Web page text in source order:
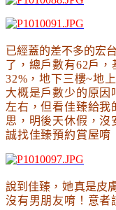
已經蓋的差不多的宏
了 ，總戶數有62戶
32% ，地下三樓~地
大概是戶數少的原因
左右 ，但看佳臻給
思 ， 明後天休假 ，沒
誠找佳臻預約賞屋唷
說到佳臻 ，她真是皮
沒有男朋友唷 ！意